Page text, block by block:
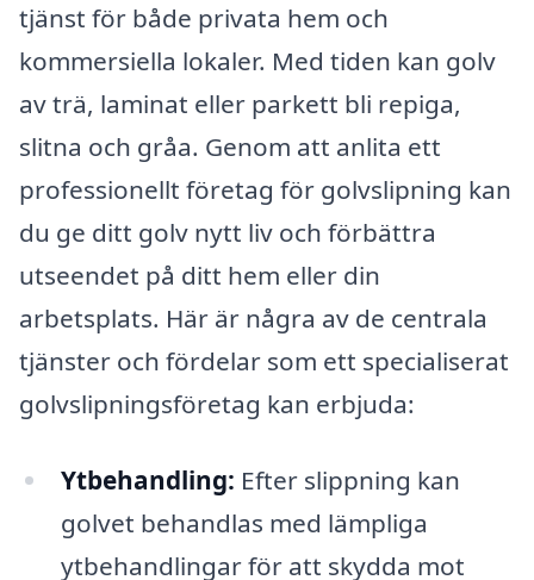
tjänst för både privata hem och
kommersiella lokaler. Med tiden kan golv
av trä, laminat eller parkett bli repiga,
slitna och gråa. Genom att anlita ett
professionellt företag för golvslipning kan
du ge ditt golv nytt liv och förbättra
utseendet på ditt hem eller din
arbetsplats. Här är några av de centrala
tjänster och fördelar som ett specialiserat
golvslipningsföretag kan erbjuda:
Ytbehandling: Efter slippning kan
golvet behandlas med lämpliga
ytbehandlingar för att skydda mot